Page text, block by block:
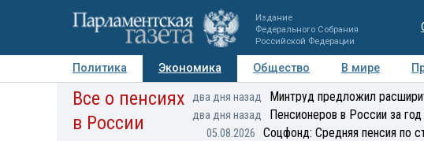
Издание
Федерального Собрания
Российской Федерации
Политика Экономика Общество В мире
Авторы Персоны Мнения Регионы
Все о пенсиях
в России
два дня назад Минтруд предложил
два дня назад Пенсионеров в России за
05.08.2026 Соцфонд: Средняя пенсия по